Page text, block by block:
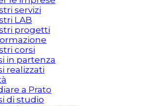
servizi
LAB
progetti
corsi
in partenza
realizzati
a Prato
di studio